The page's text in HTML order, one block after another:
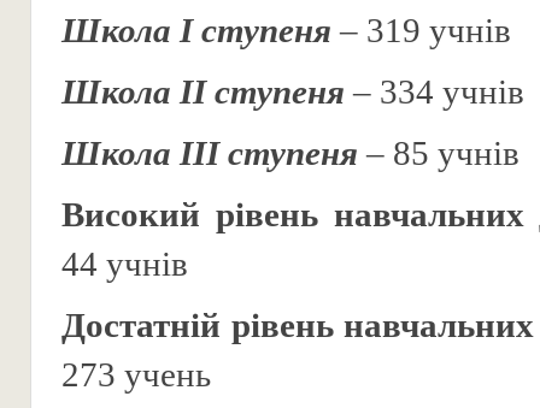
Школа І ступеня – 319 учнів
Школа ІІ ступеня – 334 учнів
Школа ІІІ ступеня – 85 учнів
Високий рівень навчальних
44 учнів
Достатній рівень
273 учень